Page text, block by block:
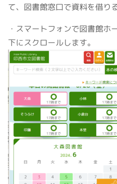
て、図書館窓口で資料を借り
・スマートフォンで図書館ホ
下にスクロールします。